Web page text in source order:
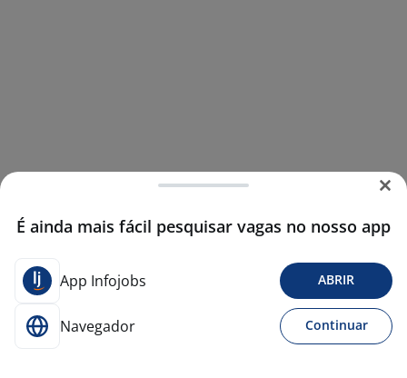
É ainda mais fácil pesquisar vagas no nosso app
App Infojobs ABRIR
Navegador Continuar